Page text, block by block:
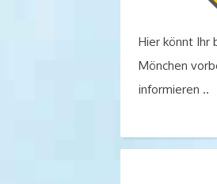
Hier könnt Ihr
Mönchen
informieren ..